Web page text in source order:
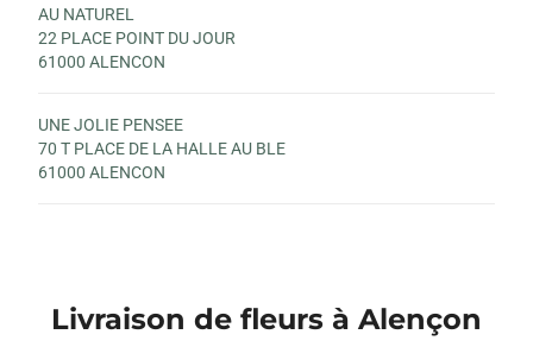
AU NATUREL
22 PLACE POINT DU JOUR
61000 ALENCON
UNE JOLIE PENSEE
70 T PLACE DE LA HALLE AU BLE
61000 ALENCON
Livraison de fleurs à Alençon